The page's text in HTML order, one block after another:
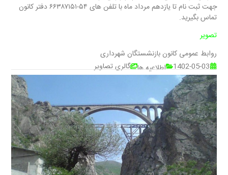
جهت ثبت نام تا یازدهم مرداد ماه با تلفن های ۵۴-۶۶۳۸۷۱۵۱ دفتر کانون
تماس بگیرید.
تصویر
روابط عمومی کانون بازنشستگان شهرداری
1402-05-03
اطلاعیه ها گالری تصاویر